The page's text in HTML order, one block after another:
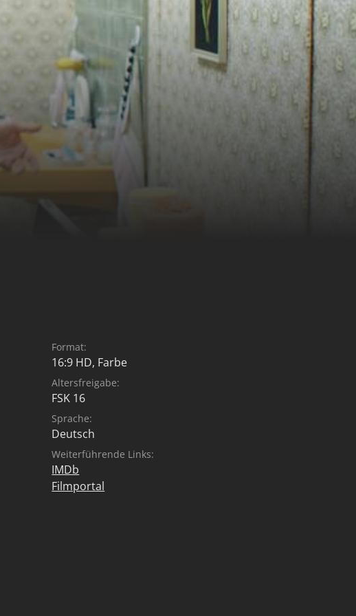
Format:
16:9 HD, Farbe
Altersfreigabe:
FSK 16
Sprache:
Deutsch
Weiterführende Links:
IMDb
Filmportal